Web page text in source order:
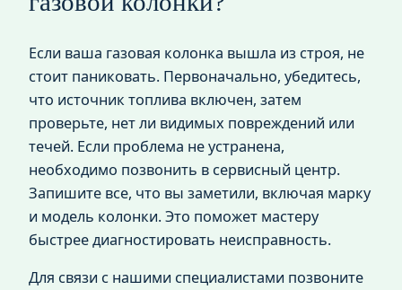
Если ваша газовая колонка вышла из строя, не
стоит паниковать. Первоначально, убедитесь,
что источник топлива включен, затем
проверьте, нет ли видимых повреждений или
течей. Если проблема не устранена,
необходимо позвонить в сервисный центр.
Запишите все, что вы заметили, включая марку
и модель колонки. Это поможет мастеру
быстрее диагностировать неисправность.
Для связи с нашими специалистами позвоните